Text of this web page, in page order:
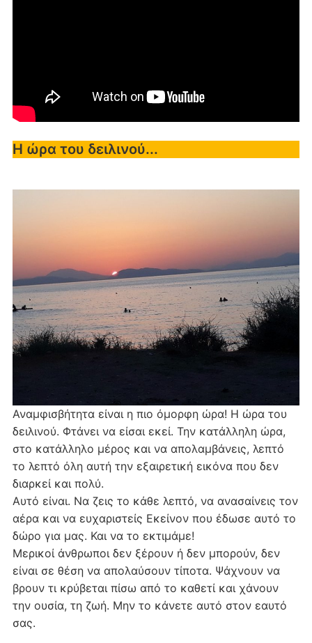
Η ώρα του δειλινού...
Αναμφισβήτητα είναι η πιο όμορφη ώρα! Η ώρα του
δειλινού. Φτάνει να είσαι εκεί. Την κατάλληλη ώρα,
στο κατάλληλο μέρος και να απολαμβάνεις, λεπτό
το λεπτό όλη αυτή την εξαιρετική εικόνα που δεν
διαρκεί και πολύ.
Αυτό είναι. Να ζεις το κάθε λεπτό, να ανασαίνεις τον
αέρα και να ευχαριστείς Εκείνον που έδωσε αυτό το
δώρο για μας. Και να το εκτιμάμε!
Μερικοί άνθρωποι δεν ξέρουν ή δεν μπορούν, δεν
είναι σε θέση να απολαύσουν τίποτα. Ψάχνουν να
βρουν τι κρύβεται πίσω από το καθετί και χάνουν
την ουσία, τη ζωή. Μην το κάνετε αυτό στον εαυτό
σας.